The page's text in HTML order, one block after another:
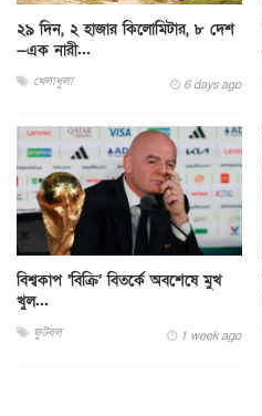
২৯ দিন, ২ হাজার কিলোমিটার, ৮ দেশ
—এক নারী...
খেলাধুলা 6 days ago
বিশ্বকাপ ‘বিক্রি’ বিতর্কে অবশেষে মুখ
খুল...
ফুটবল 1 week ago